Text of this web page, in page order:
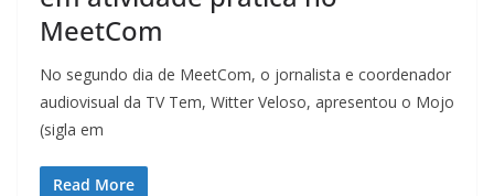
MeetCom
No segundo dia de MeetCom, o jornalista e coordenador
audiovisual da TV Tem, Witter Veloso, apresentou o Mojo
(sigla em
Read More